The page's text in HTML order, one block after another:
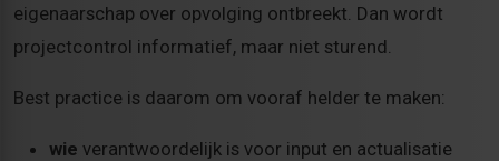
eigenaarschap over opvolging ontbreekt. Dan wordt
projectcontrol informatief, maar niet sturend.
Best practice is daarom om vooraf helder te maken:
wie verantwoordelijk is voor input en actualisatie